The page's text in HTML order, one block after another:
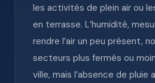
les activités de plein air ou
en terrasse. L’humidité,
rendre l’air un peu présent,
secteurs plus fermés ou
ville, mais l’absence de